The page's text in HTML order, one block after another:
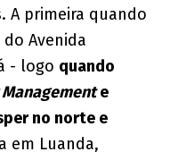
A primeira quando
Avenida
- logo quando
e
no norte e
em Luanda,